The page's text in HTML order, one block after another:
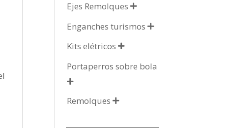
Ejes Remolques 
Enganches turismos 
Kits elétricos 
Portaperros sobre bola

Remolques 